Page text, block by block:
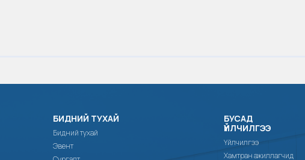
БИДНИЙ ТУХАЙ
Бидний тухай
Эвент
БУСАД
ҮЙЛЧИЛГЭЭ
Үйлчилгээ
Хамтран ажиллагчид